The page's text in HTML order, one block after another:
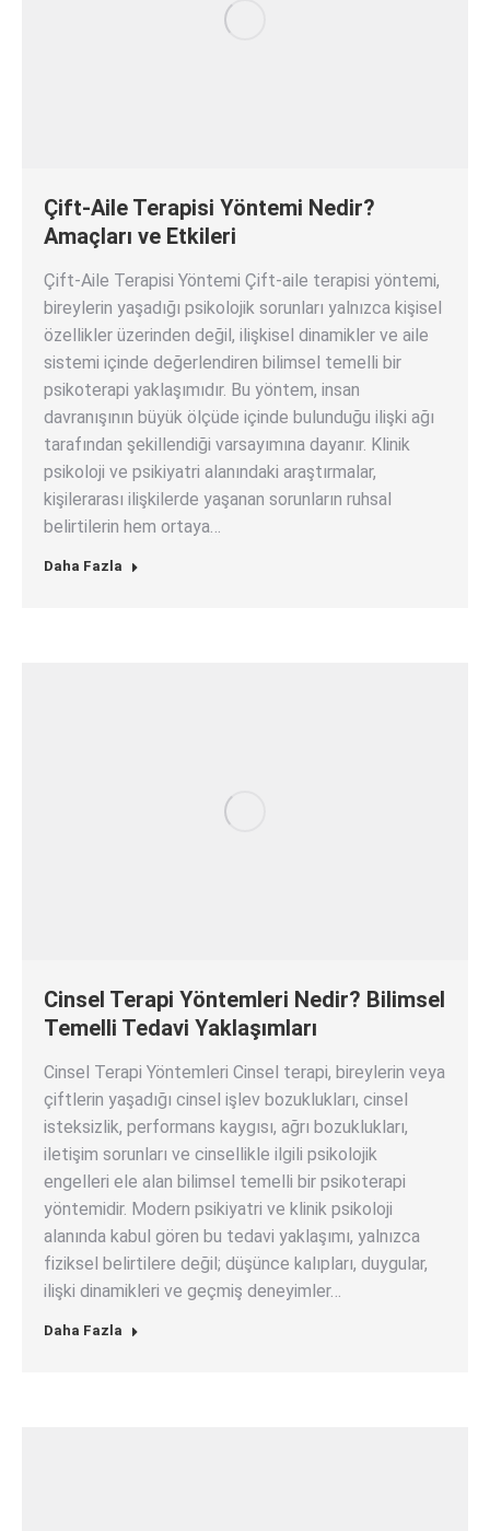
Çift-Aile Terapisi Yöntemi Nedir?
Amaçları ve Etkileri
Çift-Aile Terapisi Yöntemi Çift-aile terapisi yöntemi,
bireylerin yaşadığı psikolojik sorunları yalnızca kişisel
özellikler üzerinden değil, ilişkisel dinamikler ve aile
sistemi içinde değerlendiren bilimsel temelli bir
psikoterapi yaklaşımıdır. Bu yöntem, insan
davranışının büyük ölçüde içinde bulunduğu ilişki ağı
tarafından şekillendiği varsayımına dayanır. Klinik
psikoloji ve psikiyatri alanındaki araştırmalar,
kişilerarası ilişkilerde yaşanan sorunların ruhsal
belirtilerin hem ortaya…
Daha Fazla
Cinsel Terapi Yöntemleri Nedir? Bilimsel
Temelli Tedavi Yaklaşımları
Cinsel Terapi Yöntemleri Cinsel terapi, bireylerin veya
çiftlerin yaşadığı cinsel işlev bozuklukları, cinsel
isteksizlik, performans kaygısı, ağrı bozuklukları,
iletişim sorunları ve cinsellikle ilgili psikolojik
engelleri ele alan bilimsel temelli bir psikoterapi
yöntemidir. Modern psikiyatri ve klinik psikoloji
alanında kabul gören bu tedavi yaklaşımı, yalnızca
fiziksel belirtilere değil; düşünce kalıpları, duygular,
ilişki dinamikleri ve geçmiş deneyimler…
Daha Fazla